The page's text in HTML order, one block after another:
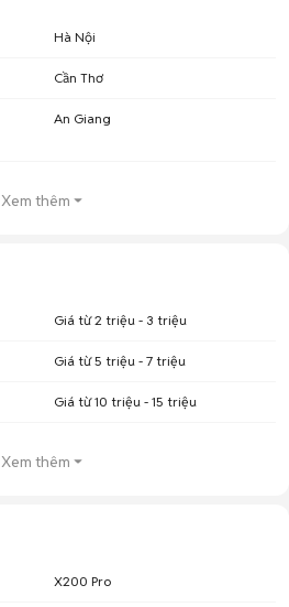
Hà Nội
Cần Thơ
An Giang
Xem thêm
Giá từ 2 triệu - 3 triệu
Giá từ 5 triệu - 7 triệu
Giá từ 10 triệu - 15 triệu
Xem thêm
X200 Pro